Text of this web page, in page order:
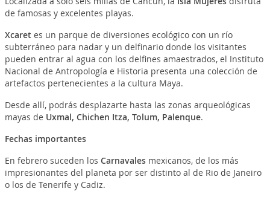
de famosas y excelentes playas.
Xcaret es un parque de diversiones ecológico con un río
subterráneo para nadar y un delfinario donde los visitantes
pueden entrar al agua con los delfines amaestrados, el Instituto
Nacional de Antropología e Historia presenta una colección de
artefactos pertenecientes a la cultura Maya.
Desde allí, podrás desplazarte hasta las zonas arqueológicas
mayas de Uxmal, Chichen Itza, Tolum, Palenque.
Fechas importantes
En febrero suceden los Carnavalesmexicanos, de los más
impresionantes del planeta por ser distinto al de Rio de Janeiro
o los de Tenerife y Cadiz.